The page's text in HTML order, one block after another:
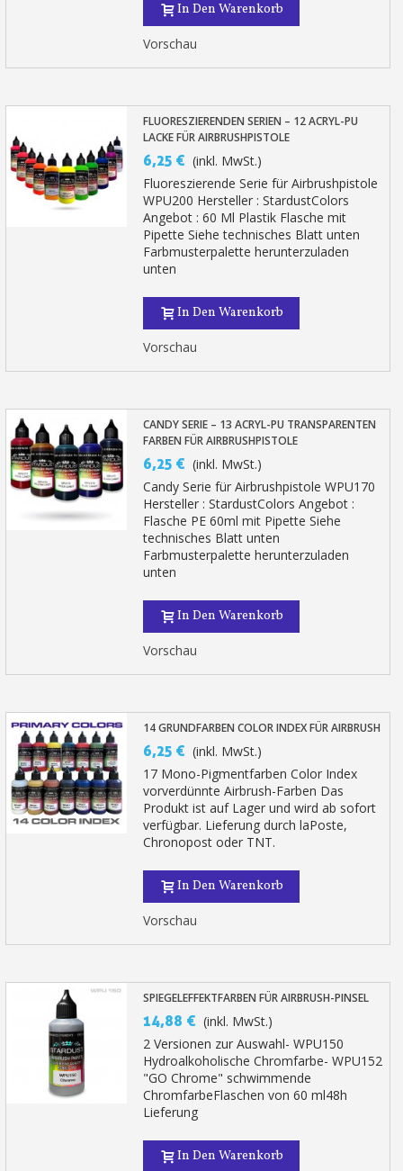
In Den Warenkorb
Vorschau
FLUORESZIERENDEN SERIEN – 12 ACRYL-PU
LACKE FÜR AIRBRUSHPISTOLE
6,25 € (inkl. MwSt.)
Fluoreszierende Serie für Airbrushpistole
WPU200 Hersteller : StardustColors
Angebot : 60 Ml Plastik Flasche mit
Pipette Siehe technisches Blatt unten
Farbmusterpalette herunterzuladen
unten
In Den Warenkorb
Vorschau
CANDY SERIE – 13 ACRYL-PU TRANSPARENTEN
FARBEN FÜR AIRBRUSHPISTOLE
6,25 € (inkl. MwSt.)
Candy Serie für Airbrushpistole WPU170
Hersteller : StardustColors Angebot :
Flasche PE 60ml mit Pipette Siehe
technisches Blatt unten
Farbmusterpalette herunterzuladen
unten
In Den Warenkorb
Vorschau
14 GRUNDFARBEN COLOR INDEX FÜR AIRBRUSH
6,25 € (inkl. MwSt.)
17 Mono-Pigmentfarben Color Index
vorverdünnte Airbrush-Farben Das
Produkt ist auf Lager und wird ab sofort
verfügbar. Lieferung durch laPoste,
Chronopost oder TNT.
In Den Warenkorb
Vorschau
SPIEGELEFFEKTFARBEN FÜR AIRBRUSH-PINSEL
14,88 € (inkl. MwSt.)
2 Versionen zur Auswahl- WPU150
Hydroalkoholische Chromfarbe- WPU152
"GO Chrome" schwimmende
ChromfarbeFlaschen von 60 ml48h
Lieferung
In Den Warenkorb